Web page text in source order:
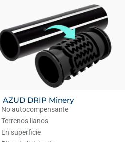
AZUD DRIP Minery
No autocompensante
Terrenos llanos
En superficie